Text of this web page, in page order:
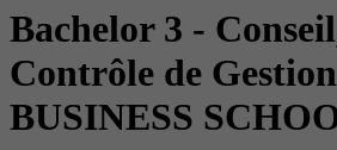
Bachelor 3 -
Contrôle de Gestion
BUSINESS